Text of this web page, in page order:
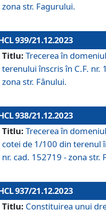
zona str. Fagurului.
939/21.12.2023
Titlu: Trecerea în
terenului înscris în C.F. nr.
zona str. Fânului.
938/21.12.2023
Titlu: Trecerea în
cotei de 1/100 din terenul
nr. cad. 152719 - zona str.
937/21.12.2023
Titlu: Constituirea unui